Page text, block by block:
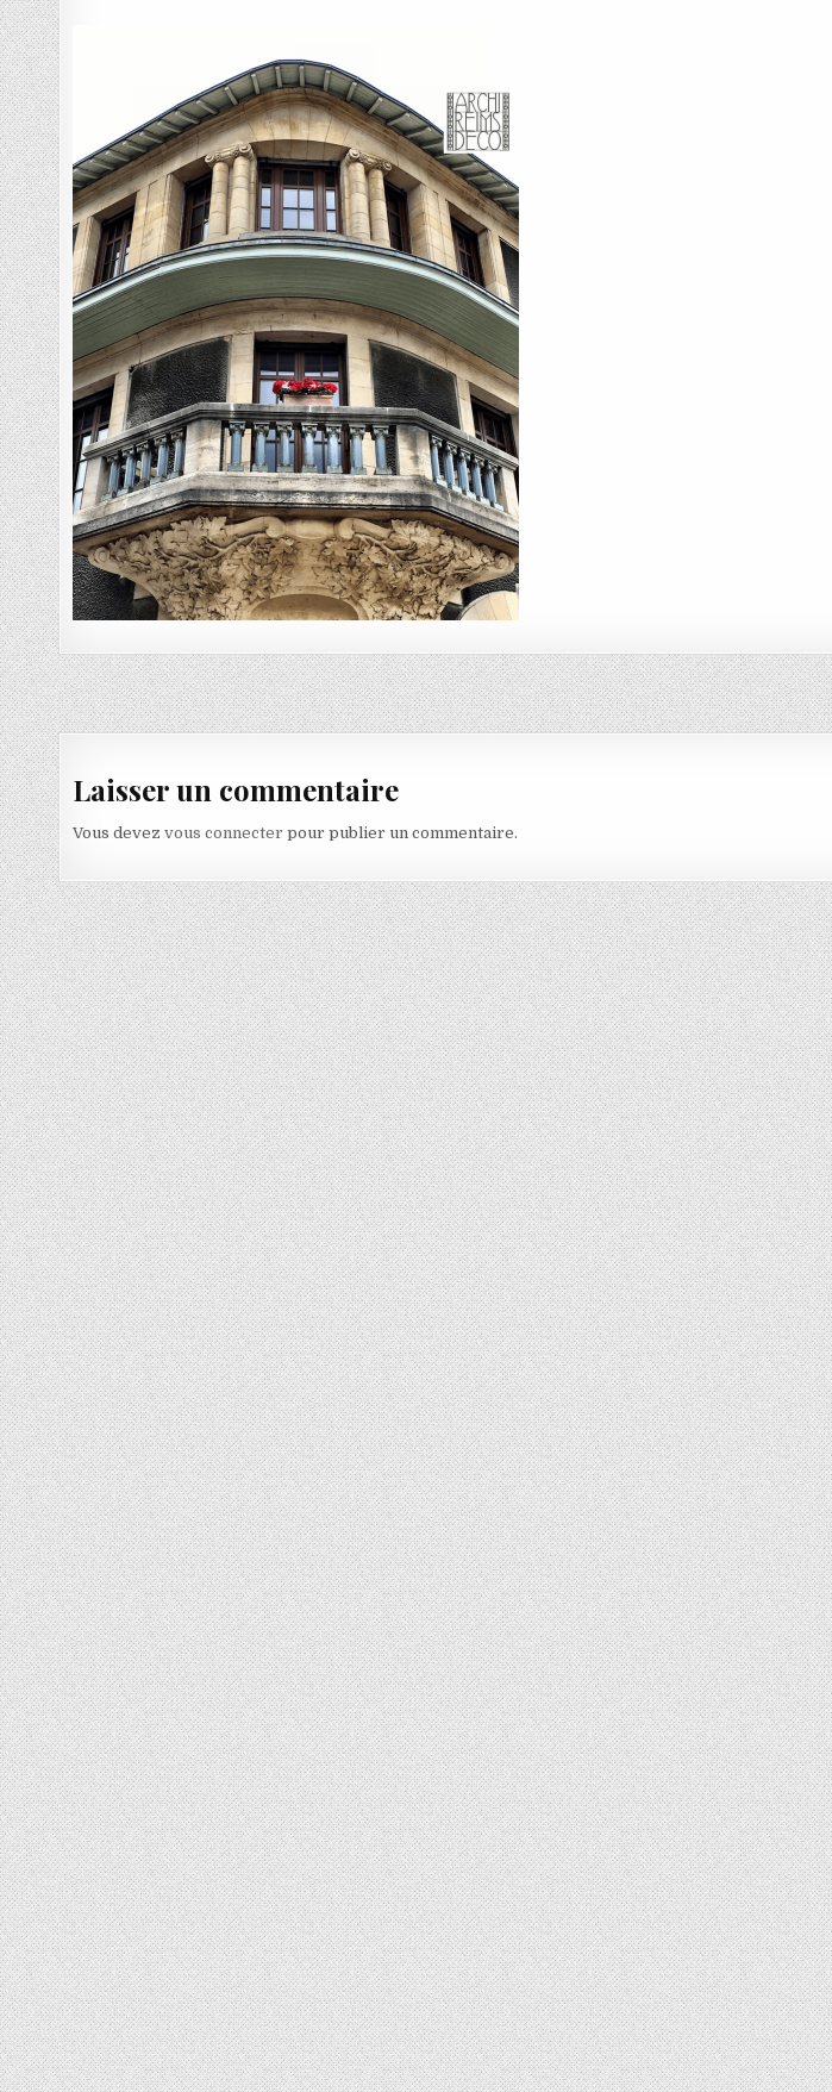
Navigation de l’article
Laisser un commentaire
Vous devezvous connecter pour publier un commentaire.